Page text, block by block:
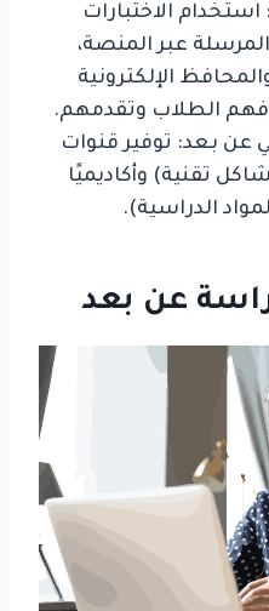
استخدام الاختبارات
المرسلة عبر المنصة،
الإلكترونية
عن بعد: توفير قنوات
تقنية) وأكاديميًا
الدراسية).
عن بعد